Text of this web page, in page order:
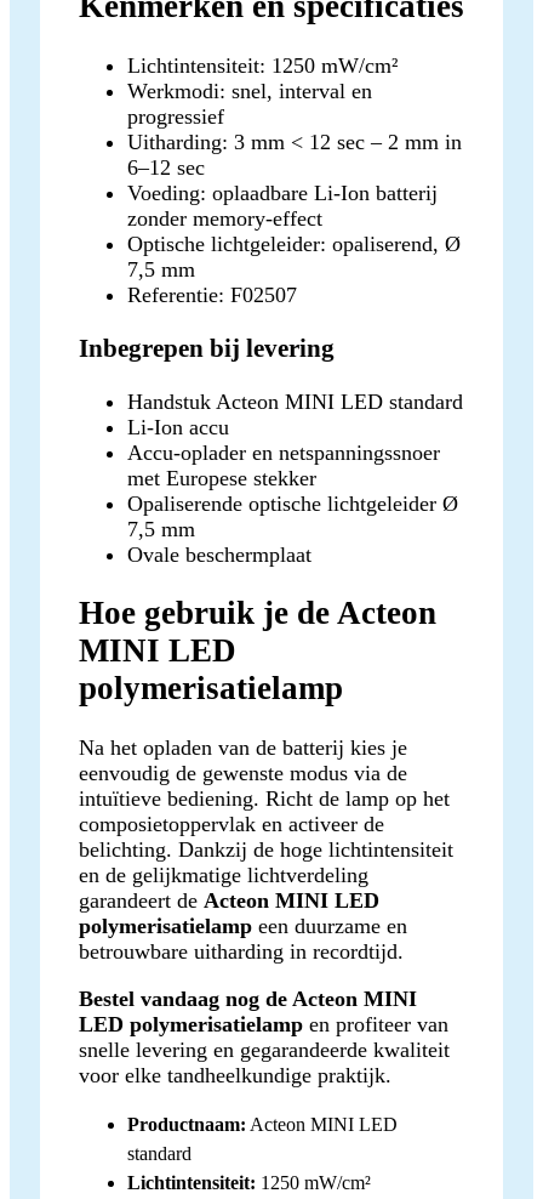
Lichtintensiteit: 1250 mW/cm²
Werkmodi: snel, interval en
progressief
Uitharding: 3 mm < 12 sec – 2 mm in
6–12 sec
Voeding: oplaadbare Li-Ion batterij
zonder memory-effect
Optische lichtgeleider: opaliserend, Ø
7,5 mm
Referentie: F02507
Inbegrepen bij levering
Handstuk Acteon MINI LED standard
Li-Ion accu
Accu-oplader en netspanningssnoer
met Europese stekker
Opaliserende optische lichtgeleider Ø
7,5 mm
Ovale beschermplaat
Hoe gebruik je de Acteon
MINI LED
polymerisatielamp
Na het opladen van de batterij kies je
eenvoudig de gewenste modus via de
intuïtieve bediening. Richt de lamp op het
composietoppervlak en activeer de
belichting. Dankzij de hoge lichtintensiteit
en de gelijkmatige lichtverdeling
garandeert de Acteon MINI LED
polymerisatielamp een duurzame en
betrouwbare uitharding in recordtijd.
Bestel vandaag nog de Acteon MINI
LED polymerisatielamp en profiteer van
snelle levering en gegarandeerde kwaliteit
voor elke tandheelkundige praktijk.
Productnaam: Acteon MINI LED
standard
Lichtintensiteit: 1250 mW/cm²